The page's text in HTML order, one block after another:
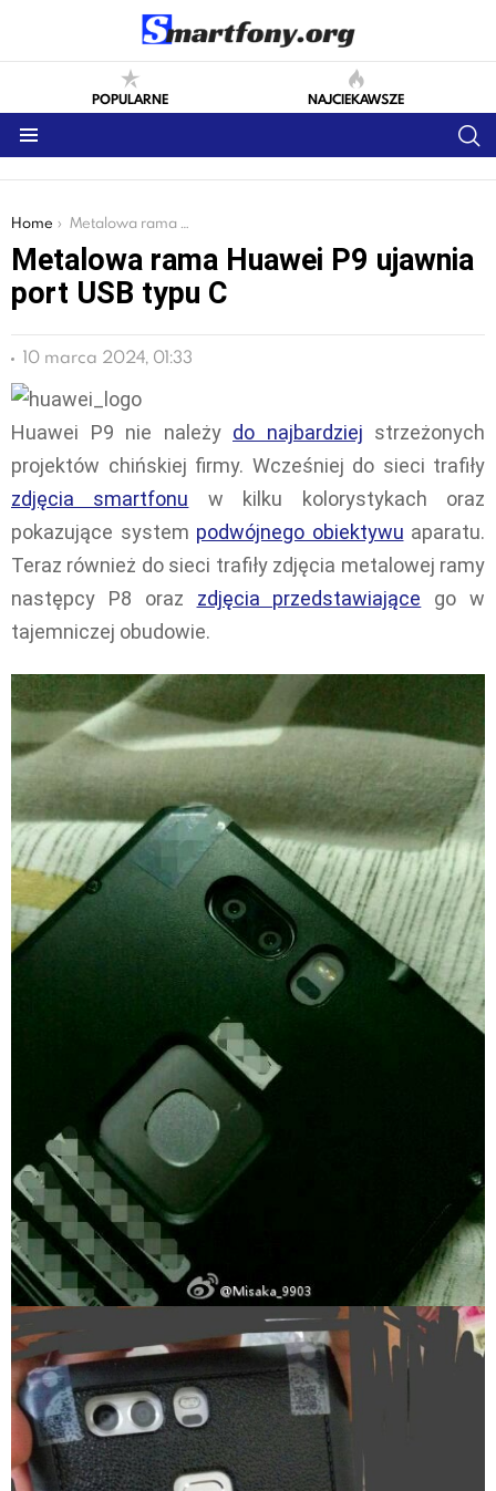
POPULARNE NAJCIEKAWSZE
You are here:
Home Metalowa rama Huawei P9 ujawnia port USB typu C
Metalowa rama Huawei P9 ujawnia
port USB typu C
10 marca 2024, 01:33
Huawei P9 nie należy do najbardziej strzeżonych
projektów chińskiej firmy. Wcześniej do sieci trafiły
zdjęcia smartfonu w kilku kolorystykach oraz
pokazujące system podwójnego obiektywu aparatu.
Teraz również do sieci trafiły zdjęcia metalowej ramy
następcy P8 oraz zdjęcia przedstawiające go w
tajemniczej obudowie.